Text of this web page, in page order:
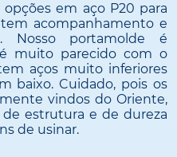
em aço P20 para
acompanhamento e
Nosso portamolde é
muito parecido com o
aços muito inferiores
baixo. Cuidado, pois os
vindos do Oriente,
estrutura e de dureza
de usinar.